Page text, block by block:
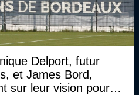
Delport, futur
et James Bord,
sur leur vision pour